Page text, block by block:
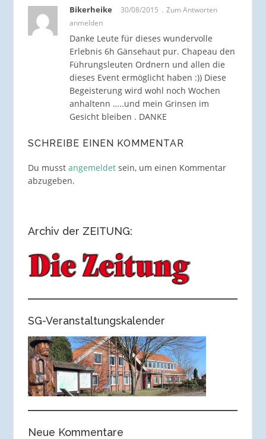
Bikerheike 30/08/2015
Zum Antworten
anmelden
Danke Leute für dieses wundervolle
Erlebnis 6h Gänsehaut pur. Chapeau den
Führungsleuten Ordnern und allen die
dieses Event ermöglicht haben :)) Diese
Begeisterung wird wohl noch Wochen
anhaltenn …..und mein Grinsen im
Gesicht bleiben . DANKE
SCHREIBE EINEN KOMMENTAR
Du musst angemeldetsein, um einen Kommentar
abzugeben.
Archiv der ZEITUNG:
SG-Veranstaltungskalender
Neue Kommentare